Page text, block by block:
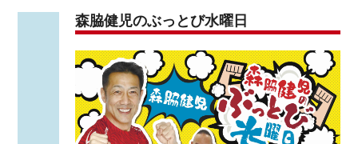
森脇健児のぶっとび水曜日